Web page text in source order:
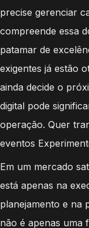
precise gerenciar
compreende essa
patamar de
exigentes já estão
ainda decide o
digital pode
operação. Quer
eventos
Em um mercado
está apenas na
planejamento e na
não é apenas uma